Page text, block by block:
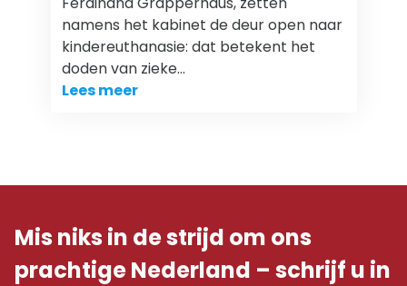
namens het kabinet de deur open naar
kindereuthanasie: dat betekent het
doden van zieke…
Lees meer
Mis niks in de strijd om ons
prachtige Nederland – schrijf u in